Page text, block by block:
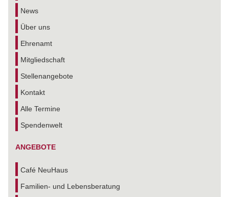
News
Über uns
Ehrenamt
Mitgliedschaft
Stellenangebote
Kontakt
Alle Termine
Spendenwelt
ANGEBOTE
Café NeuHaus
Familien- und Lebensberatung